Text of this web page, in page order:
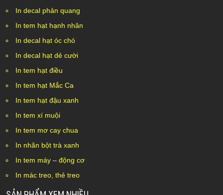
In decal phản quang
In tem hạt hạnh nhân
In decal hạt óc chó
In decal hạt dẻ cười
In tem hạt điều
In tem hạt Mắc Ca
In tem hạt đậu xanh
In tem xí muội
In tem mơ cay chua
In nhãn bột trà xanh
In tem máy – động cơ
In mác treo, thẻ treo